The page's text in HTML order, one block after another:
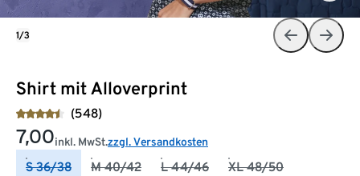
Shirt mit Alloverprint
(548)
7,00inkl. MwSt.zzgl. Versandkosten
S 36/38 M 40/42 L 44/46 XL 48/50
1/3